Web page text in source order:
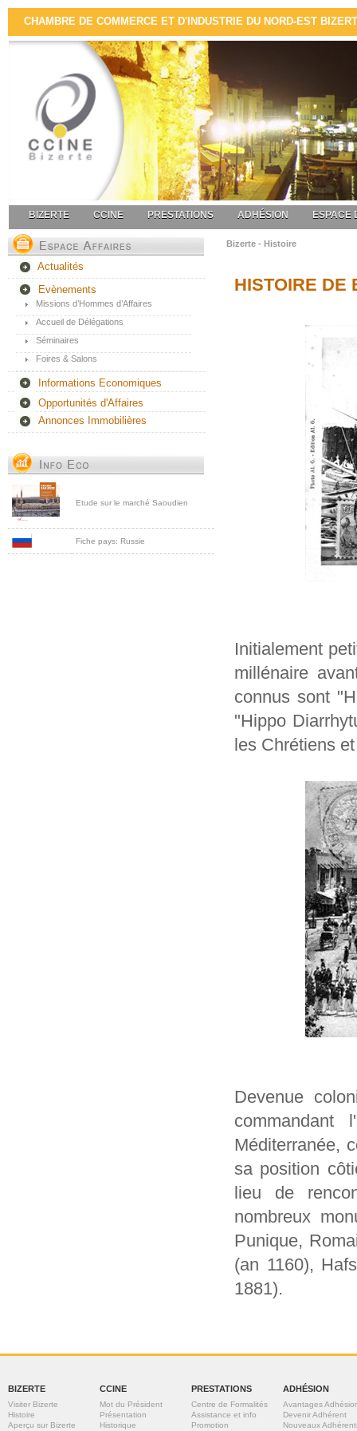
CHAMBRE DE COMMERCE ET D'INDUSTRIE DU NORD-EST
BIZERTE CCINE PRESTATIONS ADHÉSION ESPACE
Actualités
Evènements
Missions d’Hommes d’Affaires
Accueil de Délégations
Séminaires
Foires & Salons
Informations Economiques
Opportunités d'Affaires
Annonces Immobilières
Etude sur le marché Saoudien
Fiche pays: Russie
Bizerte - Histoire
HISTOIRE DE
Initialement
millénaire
connus sont
"Hippo
les Chrétiens
Devenue
Méditerranée,
sa position
lieu de
nombreux
Punique,
(an 1160),
1881).
BIZERTE
Visiter Bizerte
Histoire
Aperçu sur Bizerte
CCINE
Mot du Président
Présentation
Historique
PRESTATIONS
Centre de Formalités
Assistance et info
Promotion
ADHÉSION
Avantages
Devenir Adhérent
Nouveaux